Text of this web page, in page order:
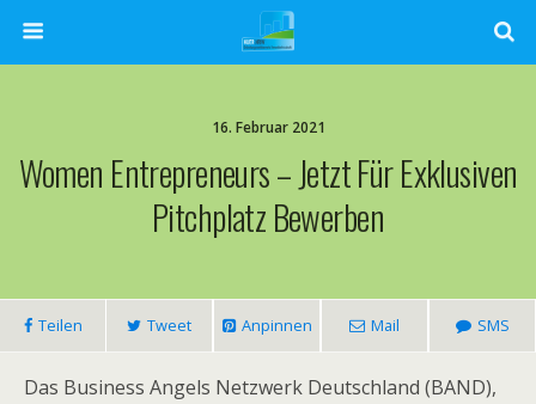
16. Februar 2021
Women Entrepreneurs – Jetzt Für Exklusiven
Pitchplatz Bewerben
Teilen Tweet Anpinnen Mail SMS
Das Business Angels Netzwerk Deutschland (BAND),